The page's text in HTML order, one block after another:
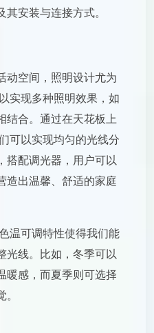
安装与连接方式。
动空间，照明设计尤为
实现多种照明效果，如
结合。通过在天花板上
可以实现均匀的光线分
搭配调光器，用户可以
造出温馨、舒适的家庭
温可调特性使得我们能
光线。比如，冬季可以
暖感，而夏季则可选择